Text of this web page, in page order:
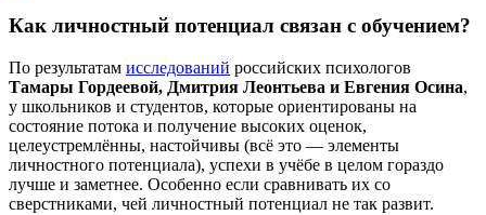
Как личностный потенциал связан с обучением?
По результатам исследований российских психологов
Тамары Гордеевой, Дмитрия Леонтьева и Евгения Осина,
у школьников и студентов, которые ориентированы на
состояние потока и получение высоких оценок,
целеустремлённы, настойчивы (всё это — элементы
личностного потенциала), успехи в учёбе в целом гораздо
лучше и заметнее. Особенно если сравнивать их со
сверстниками, чей личностный потенциал не так развит.